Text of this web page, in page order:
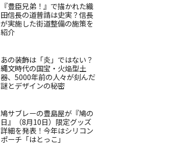
『豊臣兄弟！』で描かれた織
田信長の道普請は史実？信長
が実施した街道整備の施策を
紹介
あの装飾は「炎」ではない？
縄文時代の国宝・火焔型土
器、5000年前の人々が刻んだ
謎とデザインの秘密
鳩サブレーの豊島屋が『鳩の
日』（8月10日）限定グッズ
詳細を発表！今年はシリコン
ポーチ「はとっこ」